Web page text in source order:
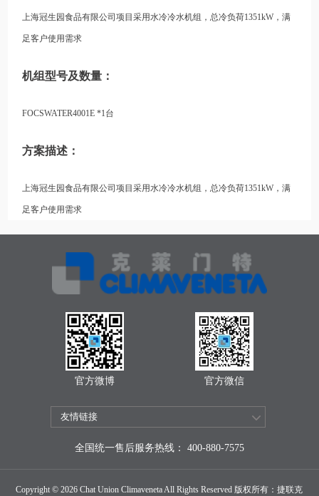
上海冠生园食品有限公司项目采用水冷冷水机组，总冷负荷1351kW，满
足客户使用需求
机组型号及数量：
FOCSWATER4001E *1台
方案描述：
上海冠生园食品有限公司项目采用水冷冷水机组，总冷负荷1351kW，满
足客户使用需求
官方微博 官方微信
全国统一售后服务热线： 400-880-7575
Copyright © 2026 Chat Union Climaveneta All Rights Reserved 版权所有：捷联克